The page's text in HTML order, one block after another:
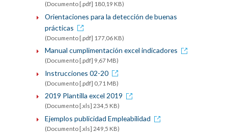
(Documento [.pdf] 180,19 KB)
Orientaciones para la detección de buenas
prácticas
(Documento [.pdf] 177,06 KB)
Manual cumplimentación excel indicadores
(Documento [.pdf] 9,67 MB)
Instrucciones 02-20
(Documento [.pdf] 0,71 MB)
2019 Plantilla excel 2019
(Documento [.xls] 234,5 KB)
Ejemplos publicidad Empleabilidad
(Documento [.xls] 249,5 KB)